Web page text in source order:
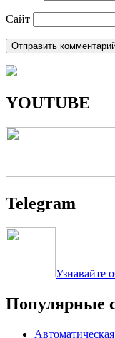
Сайт
YOUTUBE
Telegram
Узнавайте
Популярные